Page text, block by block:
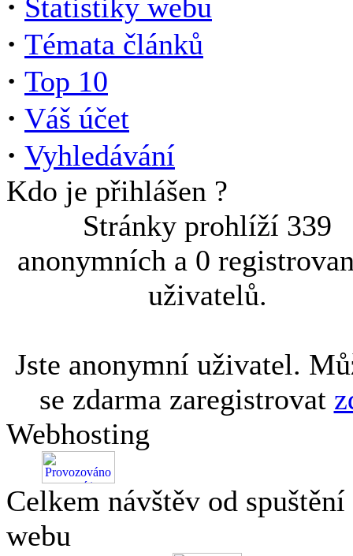
Statistiky webu
· Témata článků
· Top 10
· Váš účet
· Vyhledávání
Kdo je přihlášen ?
Stránky prohlíží 339
anonymních a 0
uživatelů.
Jste anonymní uživatel.
se zdarma zaregistrovat
Webhosting
Celkem návštěv od spuštění
webu